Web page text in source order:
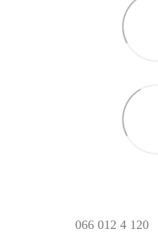
066 012 4 120